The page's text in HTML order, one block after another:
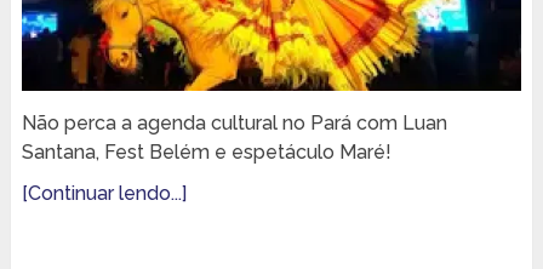
Não perca a agenda cultural no Pará com Luan
Santana, Fest Belém e espetáculo Maré!
[Continuar lendo...]